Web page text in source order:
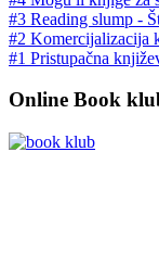
#3 Reading slump -
#2 Komercijalizacija
#1 Pristupačna
Online Book